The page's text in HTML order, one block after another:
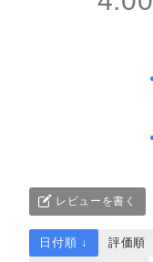
レビューを書く
日付順 ↓ 評価順